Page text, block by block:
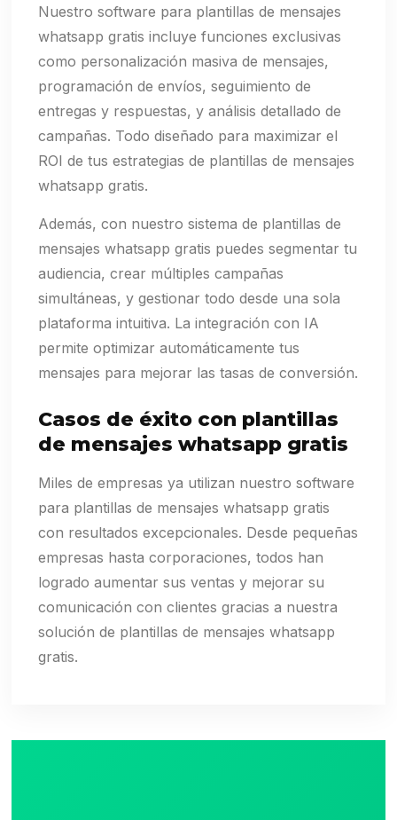
Nuestro software para plantillas de mensajes
whatsapp gratis incluye funciones exclusivas
como personalización masiva de mensajes,
programación de envíos, seguimiento de
entregas y respuestas, y análisis detallado de
campañas. Todo diseñado para maximizar el
ROI de tus estrategias de plantillas de mensajes
whatsapp gratis.
Además, con nuestro sistema de plantillas de
mensajes whatsapp gratis puedes segmentar tu
audiencia, crear múltiples campañas
simultáneas, y gestionar todo desde una sola
plataforma intuitiva. La integración con IA
permite optimizar automáticamente tus
mensajes para mejorar las tasas de conversión.
Casos de éxito con plantillas
de mensajes whatsapp gratis
Miles de empresas ya utilizan nuestro software
para plantillas de mensajes whatsapp gratis
con resultados excepcionales. Desde pequeñas
empresas hasta corporaciones, todos han
logrado aumentar sus ventas y mejorar su
comunicación con clientes gracias a nuestra
solución de plantillas de mensajes whatsapp
gratis.